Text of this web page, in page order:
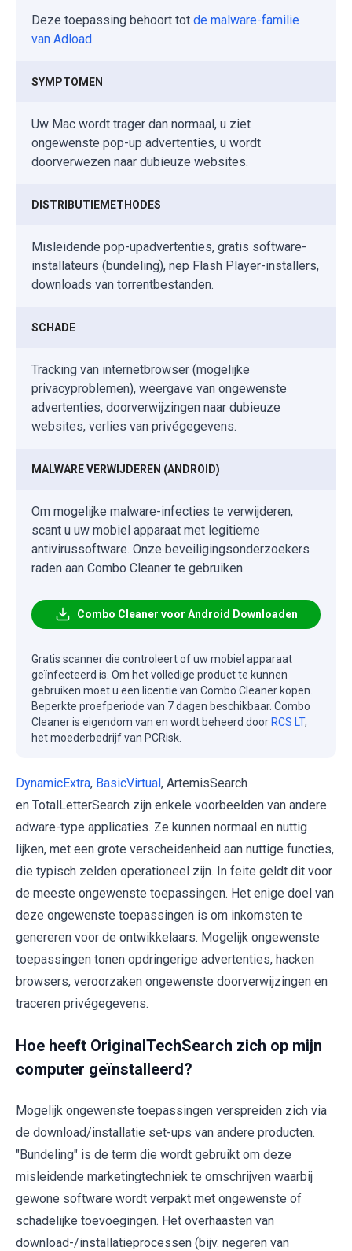
Deze toepassing behoort tot de malware-familie
van Adload.
SYMPTOMEN
Uw Mac wordt trager dan normaal, u ziet
ongewenste pop-up advertenties, u wordt
doorverwezen naar dubieuze websites.
DISTRIBUTIEMETHODES
Misleidende pop-upadvertenties, gratis software-
installateurs (bundeling), nep Flash Player-installers,
downloads van torrentbestanden.
SCHADE
Tracking van internetbrowser (mogelijke
privacyproblemen), weergave van ongewenste
advertenties, doorverwijzingen naar dubieuze
websites, verlies van privégegevens.
MALWARE VERWIJDEREN (ANDROID)
Om mogelijke malware-infecties te verwijderen,
scant u uw mobiel apparaat met legitieme
antivirussoftware. Onze beveiligingsonderzoekers
raden aan Combo Cleaner te gebruiken.
Combo Cleaner voor Android Downloaden
Gratis scanner die controleert of uw mobiel apparaat
geïnfecteerd is. Om het volledige product te kunnen
gebruiken moet u een licentie van Combo Cleaner kopen.
Beperkte proefperiode van 7 dagen beschikbaar. Combo
Cleaner is eigendom van en wordt beheerd door RCS LT,
het moederbedrijf van PCRisk.
DynamicExtra, BasicVirtual, ArtemisSearch
en TotalLetterSearch zijn enkele voorbeelden van andere
adware-type applicaties. Ze kunnen normaal en nuttig
lijken, met een grote verscheidenheid aan nuttige functies,
die typisch zelden operationeel zijn. In feite geldt dit voor
de meeste ongewenste toepassingen. Het enige doel van
deze ongewenste toepassingen is om inkomsten te
genereren voor de ontwikkelaars. Mogelijk ongewenste
toepassingen tonen opdringerige advertenties, hacken
browsers, veroorzaken ongewenste doorverwijzingen en
traceren privégegevens.
Hoe heeft OriginalTechSearch zich op mijn
computer geïnstalleerd?
Mogelijk ongewenste toepassingen verspreiden zich via
de download/installatie set-ups van andere producten.
"Bundeling" is de term die wordt gebruikt om deze
misleidende marketingtechniek te omschrijven waarbij
gewone software wordt verpakt met ongewenste of
schadelijke toevoegingen. Het overhaasten van
download-/installatieprocessen (bijv. negeren van